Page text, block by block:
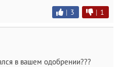
| 3 | 1
в вашем одобрении???